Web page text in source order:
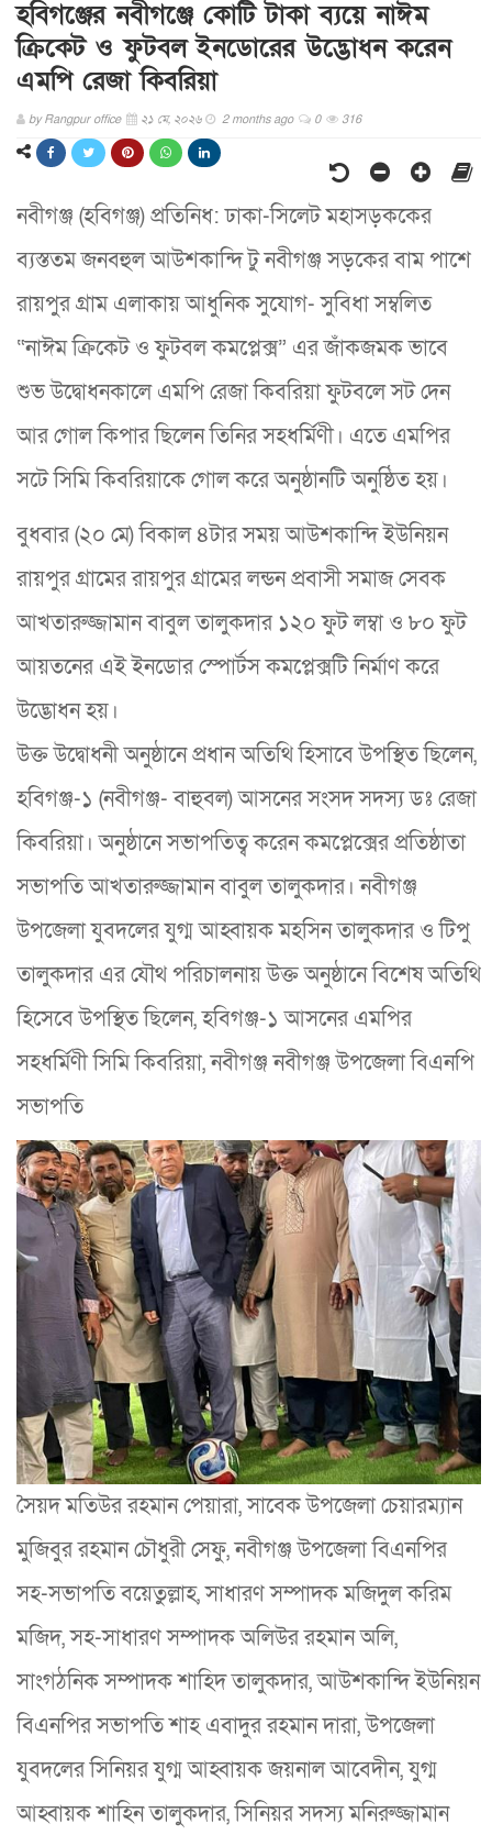
হবিগঞ্জের নবীগঞ্জে কোটি টাকা ব্যয়ে নাঈম
ক্রিকেট ও ফুটবল ইনডোরের উদ্ভোধন করেন
এমপি রেজা কিবরিয়া
byRangpur office ২১ মে, ২০২৬ 2 months ago 0 316
নবীগঞ্জ (হবিগঞ্জ) প্রতিনিধ: ঢাকা-সিলেট মহাসড়ককের
ব্যস্ততম জনবহুল আউশকান্দি টু নবীগঞ্জ সড়কের বাম পাশে
রায়পুর গ্রাম এলাকায় আধুনিক সুযোগ- সুবিধা সম্বলিত
“নাঈম ক্রিকেট ও ফুটবল কমপ্লেক্স” এর জাঁকজমক ভাবে
শুভ উদ্বোধনকালে এমপি রেজা কিবরিয়া ফুটবলে সট দেন
আর গোল কিপার ছিলেন তিনির সহধর্মিণী। এতে এমপির
সটে সিমি কিবরিয়াকে গোল করে অনুষ্ঠানটি অনুষ্ঠিত হয়।
বুধবার (২০ মে) বিকাল ৪টার সময় আউশকান্দি ইউনিয়ন
রায়পুর গ্রামের রায়পুর গ্রামের লন্ডন প্রবাসী সমাজ সেবক
আখতারুজ্জামান বাবুল তালুকদার ১২০ ফুট লম্বা ও ৮০ ফুট
আয়তনের এই ইনডোর স্পোর্টস কমপ্লেক্সটি নির্মাণ করে
উদ্ভোধন হয়।
উক্ত উদ্বোধনী অনুষ্ঠানে প্রধান অতিথি হিসাবে উপস্থিত ছিলেন,
হবিগঞ্জ-১ (নবীগঞ্জ- বাহুবল) আসনের সংসদ সদস্য ডঃ রেজা
কিবরিয়া। অনুষ্ঠানে সভাপতিত্ব করেন কমপ্লেক্সের প্রতিষ্ঠাতা
সভাপতি আখতারুজ্জামান বাবুল তালুকদার। নবীগঞ্জ
উপজেলা যুবদলের যুগ্ম আহ্বায়ক মহসিন তালুকদার ও টিপু
তালুকদার এর যৌথ পরিচালনায় উক্ত অনুষ্ঠানে বিশেষ অতিথি
হিসেবে উপস্থিত ছিলেন, হবিগঞ্জ-১ আসনের এমপির
সহধর্মিণী সিমি কিবরিয়া, নবীগঞ্জ নবীগঞ্জ উপজেলা বিএনপি
সভাপতি
সৈয়দ মতিউর রহমান পেয়ারা, সাবেক উপজেলা চেয়ারম্যান
মুজিবুর রহমান চৌধুরী সেফু, নবীগঞ্জ উপজেলা বিএনপির
সহ-সভাপতি বয়েতুল্লাহ, সাধারণ সম্পাদক মজিদুল করিম
মজিদ, সহ-সাধারণ সম্পাদক অলিউর রহমান অলি,
সাংগঠনিক সম্পাদক শাহিদ তালুকদার, আউশকান্দি ইউনিয়ন
বিএনপির সভাপতি শাহ এবাদুর রহমান দারা, উপজেলা
যুবদলের সিনিয়র যুগ্ম আহ্বায়ক জয়নাল আবেদীন, যুগ্ম
আহ্বায়ক শাহিন তালুকদার, সিনিয়র সদস্য মনিরুজ্জামান